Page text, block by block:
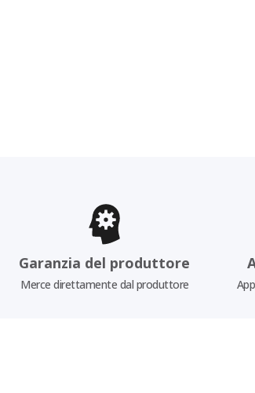
Garanzia del produttore
Merce direttamente dal produttore